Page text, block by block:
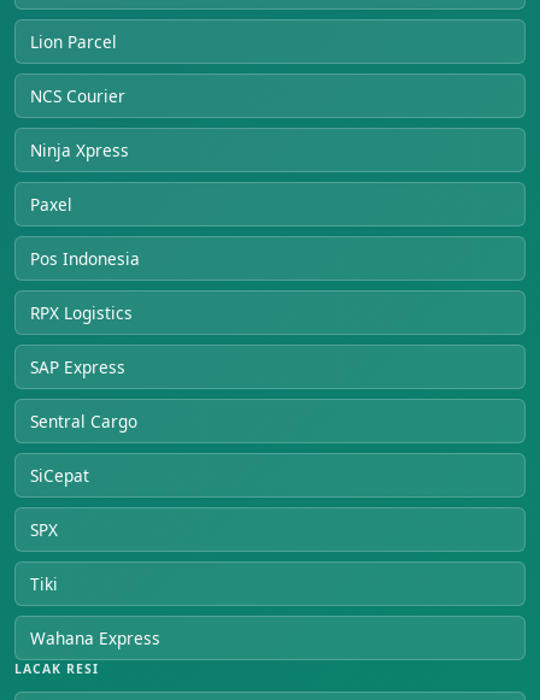
Lion Parcel
NCS Courier
Ninja Xpress
Paxel
Pos Indonesia
RPX Logistics
SAP Express
Sentral Cargo
SiCepat
SPX
Tiki
Wahana Express
LACAK RESI